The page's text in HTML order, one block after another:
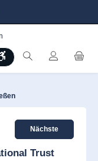
Werkzeugleiste anzeigen
Nächste
Trust